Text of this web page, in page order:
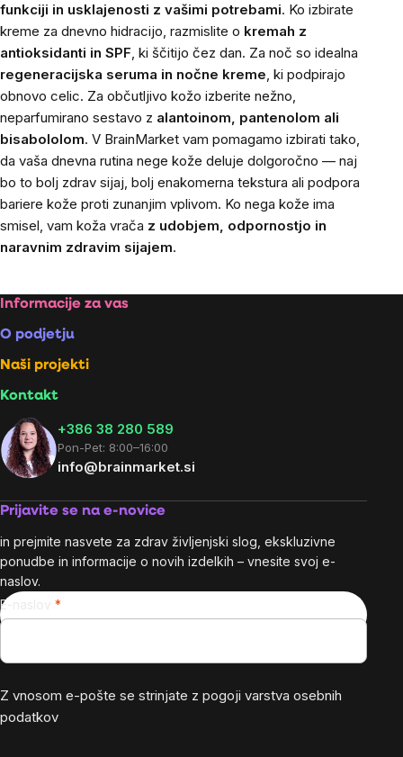
funkciji in usklajenosti z vašimi potrebami. Ko izbirate
kreme za dnevno hidracijo, razmislite o kremah z
antioksidanti in SPF, ki ščitijo čez dan. Za noč so idealna
regeneracijska seruma in nočne kreme, ki podpirajo
obnovo celic. Za občutljivo kožo izberite nežno,
neparfumirano sestavo z alantoinom, pantenolom ali
bisabololom. V BrainMarket vam pomagamo izbirati tako,
da vaša dnevna rutina nege kože deluje dolgoročno — naj
bo to bolj zdrav sijaj, bolj enakomerna tekstura ali podpora
bariere kože proti zunanjim vplivom. Ko nega kože ima
smisel, vam koža vrača z udobjem, odpornostjo in
naravnim zdravim sijajem.
Footer
Informacije za vas
O podjetju
Naši projekti
Kontakt
+386 38 280 589
Pon-Pet: 8:00–16:00
info@brainmarket.si
Prijavite se na e-novice
in prejmite nasvete za zdrav življenjski slog, ekskluzivne
ponudbe in informacije o novih izdelkih – vnesite svoj e-
naslov.
E-naslov
Z vnosom e-pošte se strinjate z pogoji varstva osebnih
podatkov